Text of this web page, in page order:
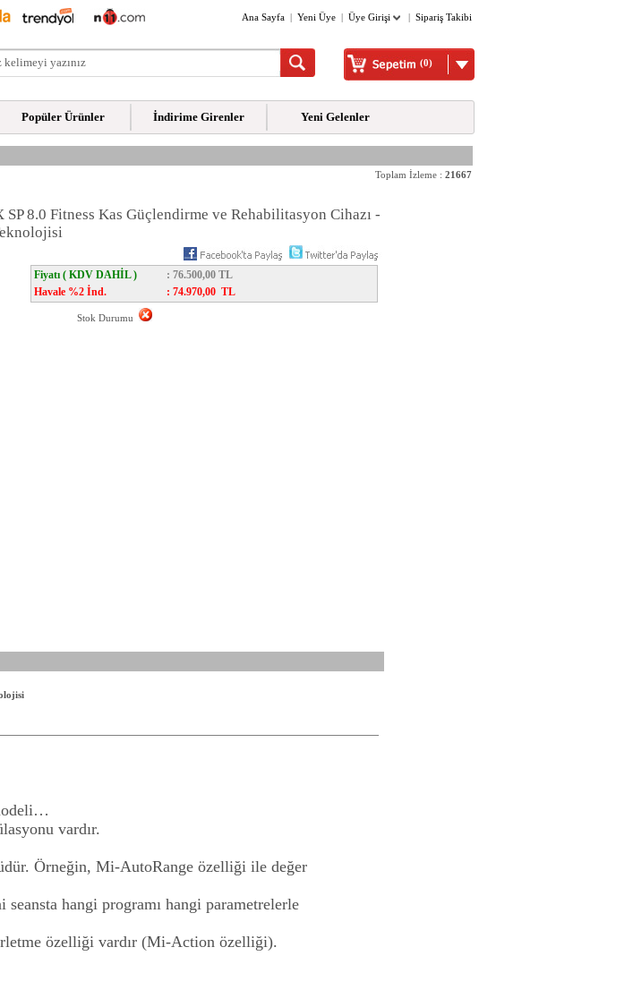
Ana Sayfa Yeni Üye Üye Girişi Sipariş Takibi
(0)
Popüler Ürünler İndirime Girenler Yeni Gelenler
Toplam İzleme : 21667
SP 8.0 Fitness Kas Güçlendirme ve Rehabilitasyon Cihazı -
Fiyatı ( KDV DAHİL )
: 76.500,00 TL
Havale %2 İnd.
: 74.970,00 TL
Stok Durumu
vardır.
Örneğin, Mi-AutoRange özelliği ile değer
hangi programı hangi parametrelerle
özelliği vardır (Mi-Action özelliği).